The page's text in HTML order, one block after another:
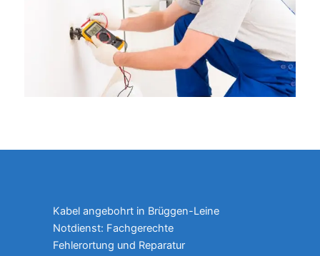
Kabel angebohrt in Brüggen-Leine
Notdienst: Fachgerechte
Fehlerortung und Reparatur